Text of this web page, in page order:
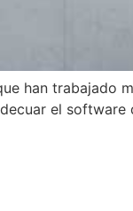
han trabajado
el